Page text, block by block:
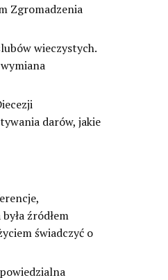
Zgromadzenia
wieczystych.
darów, jakie
źródłem
świadczyć o